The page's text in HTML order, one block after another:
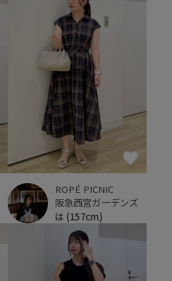
ROPÉ PICNIC
阪急西宮ガーデンズ
は (157cm)